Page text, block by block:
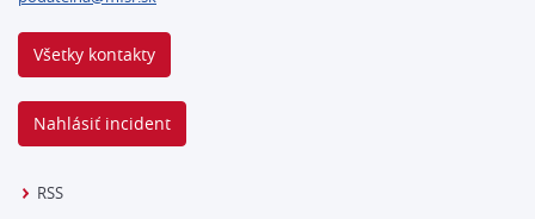
Všetky kontakty
Nahlásiť incident
RSS